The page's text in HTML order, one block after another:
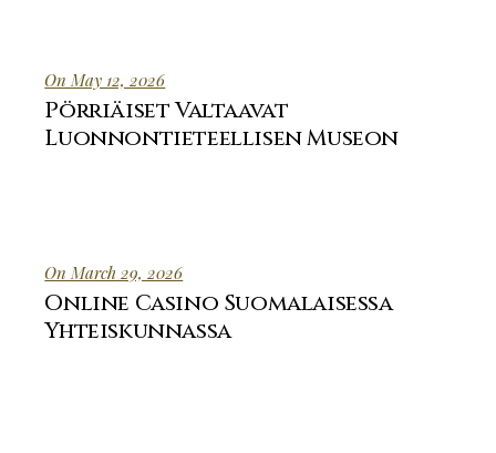
On May 12, 2026
Pörriäiset Valtaavat
Luonnontieteellisen Museon
On March 29, 2026
Online Casino Suomalaisessa
Yhteiskunnassa